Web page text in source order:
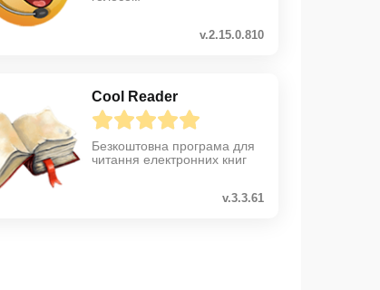
v.2.15.0.810
Cool Reader
Безкоштовна програма для
читання електронних книг
v.3.3.61